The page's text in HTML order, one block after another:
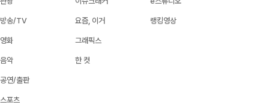
방송/TV
영화
음악
공연/출판
스포츠
요즘, 이거
그래픽스
한 컷
랭킹영상